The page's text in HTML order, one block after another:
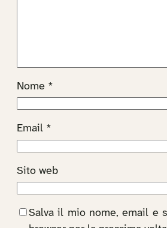
Nome *
Email *
Sito web
Salva il mio nome, email e